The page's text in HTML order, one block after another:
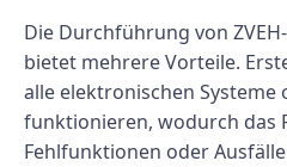
Die Durchführung von
bietet mehrere Vorteile.
alle elektronischen
funktionieren, wodurch das
Fehlfunktionen oder